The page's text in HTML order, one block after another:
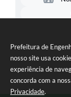
Prefeitura de
nosso site usa
experiência de
concorda com a
Privacidade.